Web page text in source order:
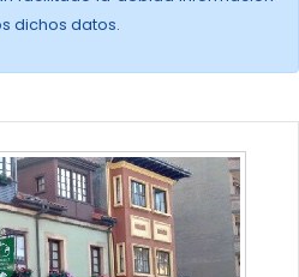
dichos datos.